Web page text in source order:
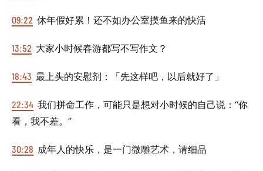
09:22 休年假好累！还不如办公室摸鱼来的快活
13:52 大家小时候春游都写不写作文？
18:43 最上头的安慰剂：「先这样吧，以后就好了」
22:34 我们拼命工作，可能只是想对小时候的自己说：“你
看，我不差。”
30:28 成年人的快乐，是一门微雕艺术，请细品